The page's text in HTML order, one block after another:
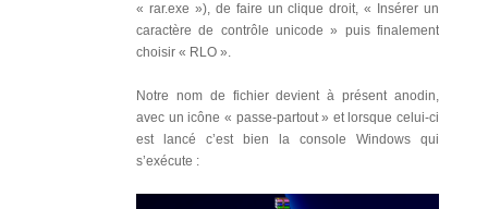
« rar.exe »), de faire un clique droit, « Insérer un
caractère de contrôle unicode » puis finalement
choisir « RLO ».
Notre nom de fichier devient à présent anodin,
avec un icône « passe-partout » et lorsque celui-ci
est lancé c’est bien la console Windows qui
s’exécute :